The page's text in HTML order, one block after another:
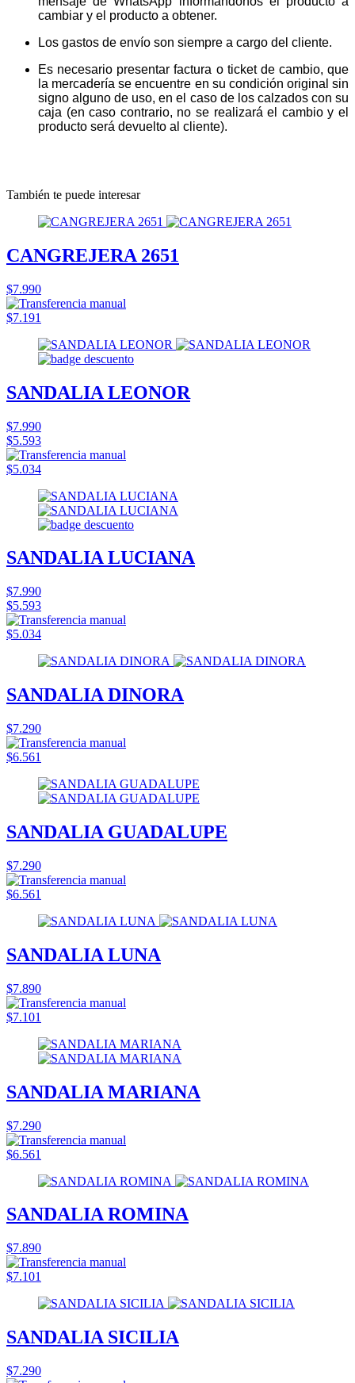
cambiar y el producto a obtener.
Los gastos de envío son siempre a cargo del cliente.
Es necesario presentar factura o ticket de cambio, que
la mercadería se encuentre en su condición original sin
signo alguno de uso, en el caso de los calzados con su
caja (en caso contrario, no se realizará el cambio y el
producto será devuelto al cliente).
También te puede interesar
CANGREJERA 2651
$7.990
$7.191
SANDALIA LEONOR
$7.990
$5.593
$5.034
SANDALIA LUCIANA
$7.990
$5.593
$5.034
SANDALIA DINORA
$7.290
$6.561
SANDALIA GUADALUPE
$7.290
$6.561
SANDALIA LUNA
$7.890
$7.101
SANDALIA MARIANA
$7.290
$6.561
SANDALIA ROMINA
$7.890
$7.101
SANDALIA SICILIA
$7.290